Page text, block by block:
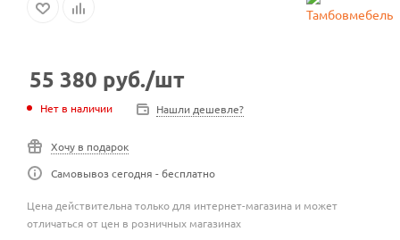
55 380 руб./шт
Нет в наличии Нашли дешевле?
Хочу в подарок
Самовывоз сегодня - бесплатно
Цена действительна только для интернет-магазина и может
отличаться от цен в розничных магазинах